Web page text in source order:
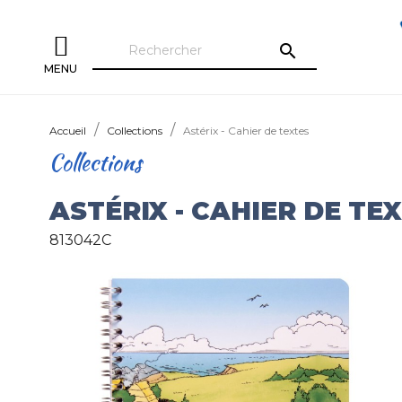
MENU
search
Accueil Collections Astérix - Cahier de textes
Collections
ASTÉRIX - CAHIER DE
813042C